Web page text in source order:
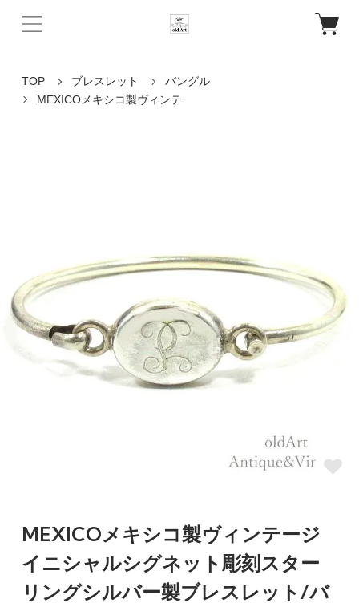
TOP ブレスレット
バングル
MEXICOメキシコ製ヴィンテ
MEXICOメキシコ製ヴィンテージ
イニシャルシグネット彫刻スター
リングシルバー製ブレスレット/バ